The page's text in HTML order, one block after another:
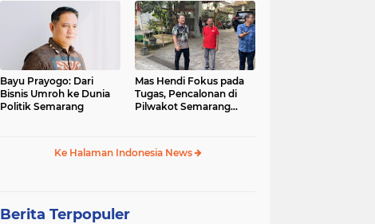
Bayu Prayogo: Dari
Bisnis Umroh ke Dunia
Politik Semarang
Mas Hendi Fokus pada
Tugas, Pencalonan di
Pilwakot Semarang
Ke Halaman Indonesia News
Berita Terpopuler